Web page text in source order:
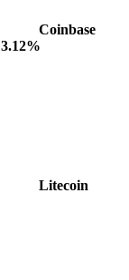
Coinbase
3.12%
Litecoin